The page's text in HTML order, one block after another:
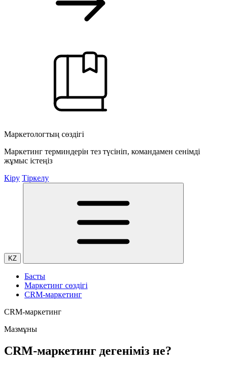
Маркетологтың сөздігі
Маркетинг терминдерін тез түсініп, командамен сенімді
жұмыс істеңіз
Кіру Тіркелу
KZ
Басты
Маркетинг сөздігі
CRM-маркетинг
CRM-маркетинг
Мазмұны
CRM-маркетинг дегеніміз не?